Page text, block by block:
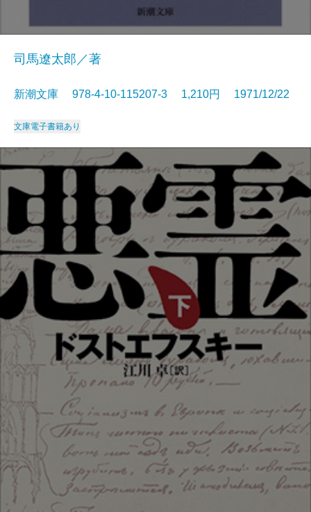
司馬遼太郎／著
新潮文庫 978-4-10-115207-3 1,210円 1971/12/22
文庫電子書籍あり